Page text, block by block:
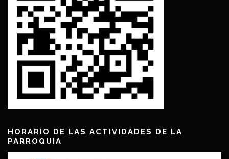
HORARIO DE LAS ACTIVIDADES DE LA
PARROQUIA